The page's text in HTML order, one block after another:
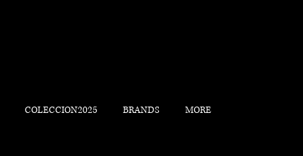
COLECCION2025 BRANDS MORE